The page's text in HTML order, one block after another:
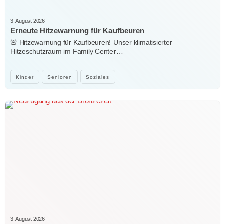
Kinder Senioren Soziales
3. August 2026
Erneute Hitzewarnung für Kaufbeuren
🚨 Hitzewarnung für Kaufbeuren! Unser klimatisierter
Hitzeschutzraum im Family Center…
3. August 2026